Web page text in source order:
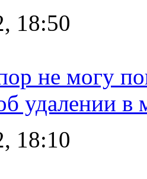
18:50
не могу
удалении в
18:10